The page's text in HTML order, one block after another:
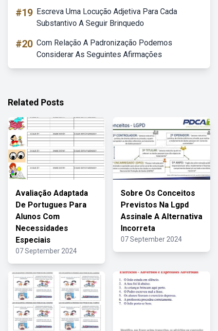
#19 Escreva Uma Locução Adjetiva Para Cada
Substantivo A Seguir Brinquedo
#20 Com Relação A Padronização Podemos
Considerar As Seguintes Afirmações
Related Posts
Avaliação Adaptada
De Portugues Para
Alunos Com
Necessidades
Especiais
07 September 2024
Sobre Os Conceitos
Previstos Na Lgpd
Assinale A Alternativa
Incorreta
07 September 2024